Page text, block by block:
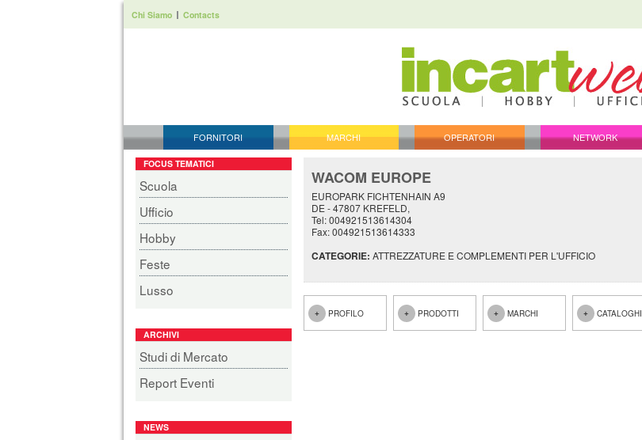
Chi Siamo Contacts
FORNITORI MARCHI OPERATORI NETWORK
WACOM EUROPE
EUROPARK FICHTENHAIN A9
DE - 47807 KREFELD,
Tel: 004921513614304
Fax: 004921513614333
CATEGORIE: ATTREZZATURE E COMPLEMENTI PER L'UFFICIO
PROFILO PRODOTTI MARCHI CATALOGHI
FOCUS TEMATICI
Scuola
Ufficio
Hobby
Feste
Lusso
ARCHIVI
Studi di Mercato
Report Eventi
NEWS